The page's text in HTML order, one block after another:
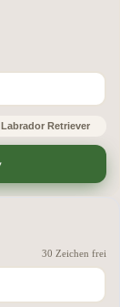
Labrador Retriever
30 Zeichen frei